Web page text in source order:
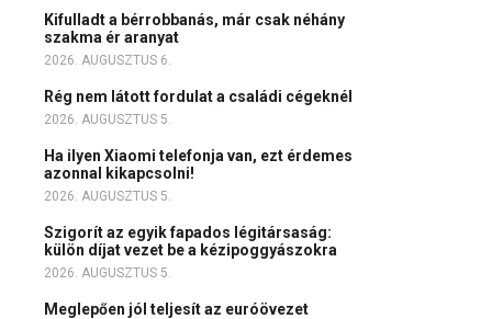
Kifulladt a bérrobbanás, már csak néhány
szakma ér aranyat
2026. AUGUSZTUS 6.
Rég nem látott fordulat a családi cégeknél
2026. AUGUSZTUS 5.
Ha ilyen Xiaomi telefonja van, ezt érdemes
azonnal kikapcsolni!
2026. AUGUSZTUS 5.
Szigorít az egyik fapados légitársaság:
külön díjat vezet be a kézipoggyászokra
2026. AUGUSZTUS 5.
Meglepően jól teljesít az euróövezet